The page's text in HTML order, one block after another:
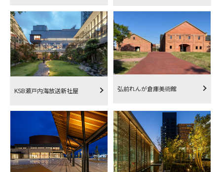
KSB瀬戸内海放送新社屋 弘前れんが倉庫美術館